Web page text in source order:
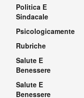
Politica E
Sindacale
Psicologicamente
Rubriche
Salute E
Benessere
Salute E
Benessere